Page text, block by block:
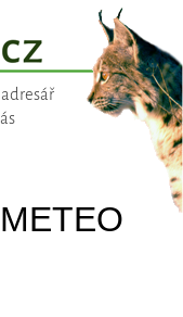
adresář